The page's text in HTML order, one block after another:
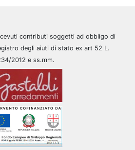
contributi soggetti ad obbligo di
degli aiuti di stato ex art 52 L.
2012 e ss.mm.